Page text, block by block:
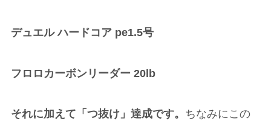
デュエル ハードコア pe1.5号
フロロカーボンリーダー 20lb
それに加えて「つ抜け」達成です。 ちなみにこの